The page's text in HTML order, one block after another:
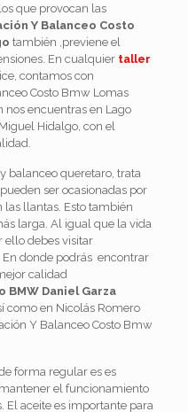
que provocan las
Y Balanceo Costo
también ,previene el
En cualquier taller
contamos con
Costo Bmw Lomas
nos encuentras en Lago
Hidalgo, con el
balanceo queretaro, trata
ser ocasionadas por
llantas. Esto también
larga. Al igual que la vida
ello debes visitar
En donde podrás encontrar
calidad
Daniel Garza
como en Nicolás Romero
Y Balanceo Costo Bmw
forma regular es es
el funcionamiento
El aceite es importante para